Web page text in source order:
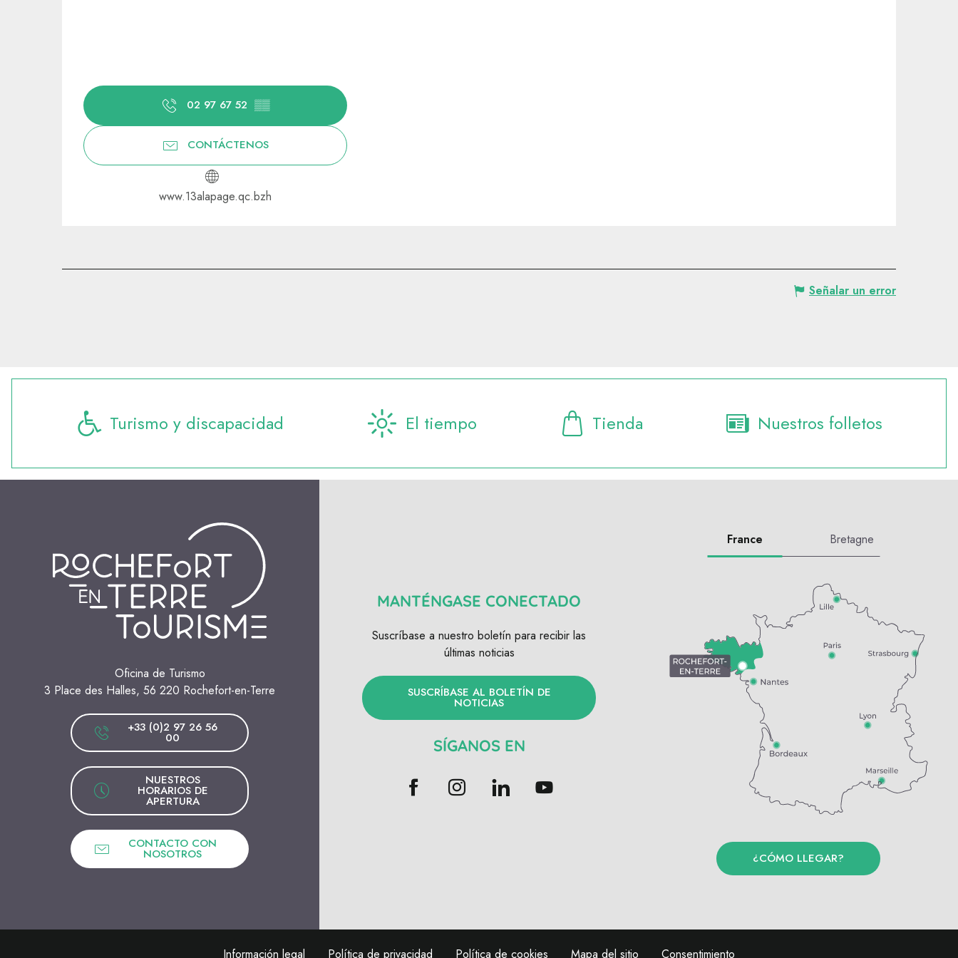
02 97 67 52 ▒▒
CONTÁCTENOS
www.13alapage.qc.bzh
Señalar un error
Turismo y discapacidad El tiempo Tienda Nuestros folletos
Oficina de Turismo
3 Place des Halles, 56 220 Rochefort-en-Terre
+33 (0)2 97 26 56
00
NUESTROS
HORARIOS DE
APERTURA
CONTACTO CON
NOSOTROS
MANTÉNGASE CONECTADO
Suscríbase a nuestro boletín para recibir las
últimas noticias
SUSCRÍBASE AL BOLETÍN DE
NOTICIAS
SÍGANOS EN
France Bretagne
¿CÓMO LLEGAR?
Información legal Política de privacidad Política de cookies Mapa del sitio Consentimiento